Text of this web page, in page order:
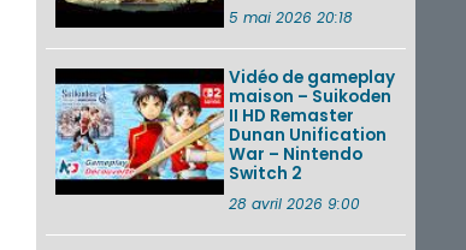
5 mai 2026 20:18
Vidéo de gameplay
maison – Suikoden
II HD Remaster
Dunan Unification
War – Nintendo
Switch 2
28 avril 2026 9:00